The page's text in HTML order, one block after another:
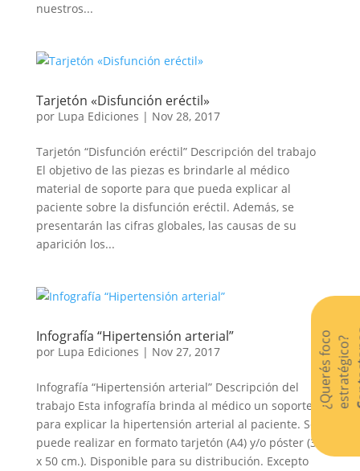
¿
Q
u
e
r
é
s
f
o
c
o
e
s
t
r
a
t
é
g
i
c
o?
nuestros...
Tarjetón «Disfunción eréctil»
por Lupa Ediciones | Nov 28, 2017
Tarjetón “Disfunción eréctil” Descripción del trabajo
El objetivo de las piezas es brindarle al médico
material de soporte para que pueda explicar al
paciente sobre la disfunción eréctil. Además, se
presentarán las cifras globales, las causas de su
aparición los...
Infografía “Hipertensión arterial”
por Lupa Ediciones | Nov 27, 2017
Infografía “Hipertensión arterial” Descripción del
trabajo Esta infografía brinda al médico un soporte
para explicar la hipertensión arterial al paciente. Se
puede realizar en formato tarjetón (A4) y/o póster (30
x 50 cm.). Disponible para su distribución. Excepto